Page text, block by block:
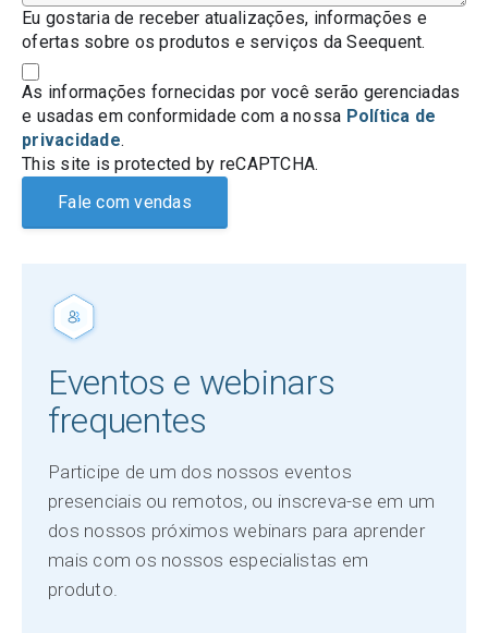
Eu gostaria de receber atualizações, informações e
ofertas sobre os produtos e serviços da Seequent.
As informações fornecidas por você serão gerenciadas
e usadas em conformidade com a nossa Política de
privacidade.
This site is protected by reCAPTCHA.
Fale com vendas
Eventos e webinars
frequentes
Participe de um dos nossos eventos
presenciais ou remotos, ou inscreva-se em um
dos nossos próximos webinars para aprender
mais com os nossos especialistas em
produto.